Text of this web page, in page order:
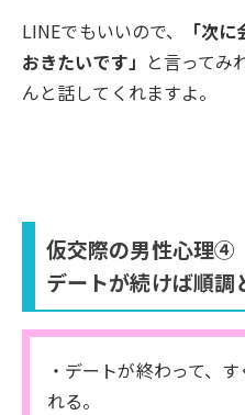
LINEでもいいので、
「次
おきたいです」 と言ってみ
んと話してくれますよ。
仮交際の男性心理④
デートが続けば順調
・デートが終わって、
れる。